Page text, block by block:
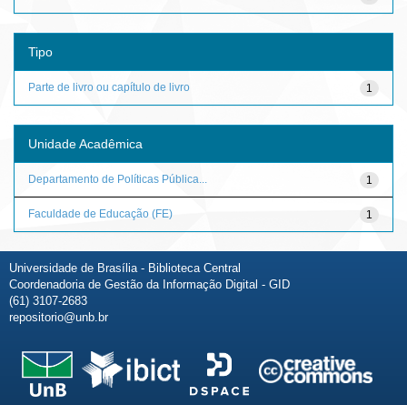
Tipo
1
Parte de livro ou capítulo de livro
Unidade Acadêmica
1
Departamento de Políticas Pública...
1
Faculdade de Educação (FE)
Universidade de Brasília - Biblioteca Central
Coordenadoria de Gestão da Informação Digital - GID
(61) 3107-2683
repositorio@unb.br